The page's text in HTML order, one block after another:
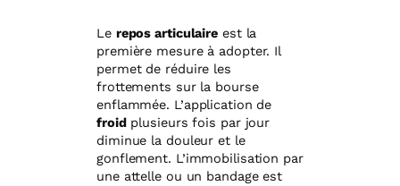
Le repos articulaire est la
première mesure à adopter. Il
permet de réduire les
frottements sur la bourse
enflammée. L’application de
froidplusieurs fois par jour
diminue la douleur et le
gonflement. L’immobilisation par
une attelle ou un bandage est